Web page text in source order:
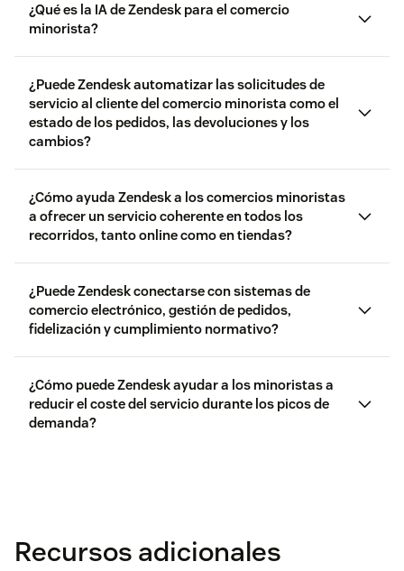
¿Qué es la IA de Zendesk para el comercio
minorista?
¿Puede Zendesk automatizar las solicitudes de
servicio al cliente del comercio minorista como el
estado de los pedidos, las devoluciones y los
cambios?
¿Cómo ayuda Zendesk a los comercios minoristas
a ofrecer un servicio coherente en todos los
recorridos, tanto online como en tiendas?
¿Puede Zendesk conectarse con sistemas de
comercio electrónico, gestión de pedidos,
fidelización y cumplimiento normativo?
¿Cómo puede Zendesk ayudar a los minoristas a
reducir el coste del servicio durante los picos de
demanda?
Recursos adicionales